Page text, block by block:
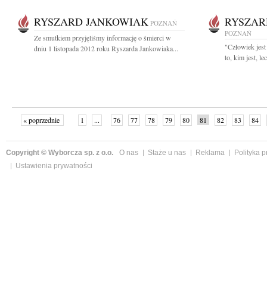
RYSZARD JANKOWIAK POZNAŃ
Ze smutkiem przyjęliśmy informację o śmierci w
dniu 1 listopada 2012 roku Ryszarda Jankowiaka...
POZNAŃ
"Człowiek
to, kim jest,
« poprzednie 1 ... 76 77 78 79 80 81 82 83
84
Copyright © Wyborcza sp. z o.o. O nas Staże u nas Reklama
Polityka
Ustawienia prywatności